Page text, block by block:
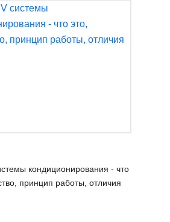
кондиционирования - что
принцип работы, отличия